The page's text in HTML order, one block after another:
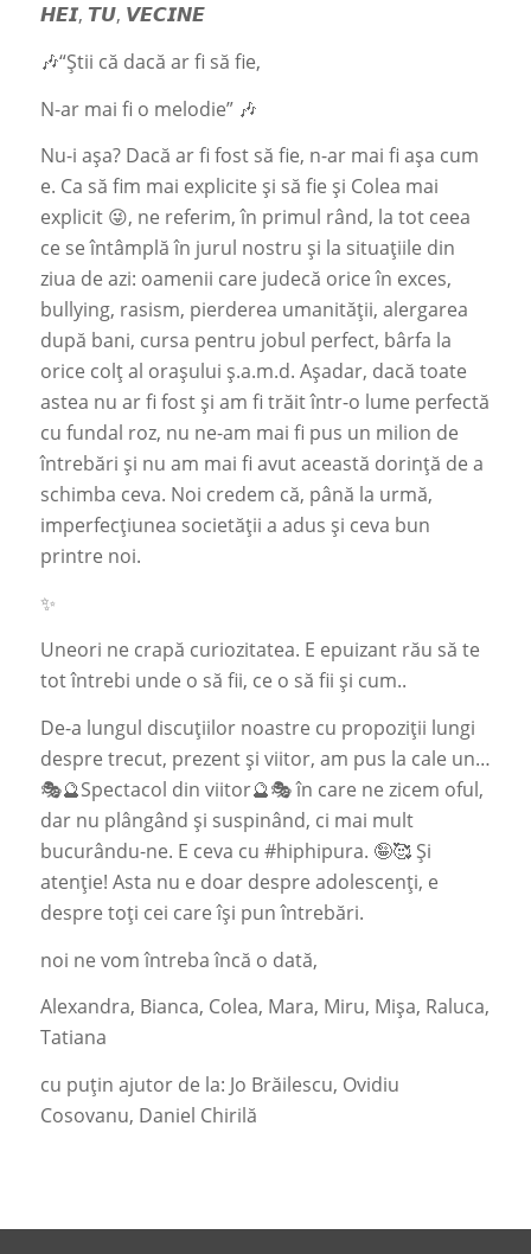
𝙃𝙀𝙄, 𝙏𝙐, 𝙑𝙀𝘾𝙄𝙉𝙀
🎶“Știi că dacă ar fi să fie,
N-ar mai fi o melodie” 🎶
Nu-i așa? Dacă ar fi fost să fie, n-ar mai fi așa cum
e. Ca să fim mai explicite și să fie și Colea mai
explicit 😜, ne referim, în primul rând, la tot ceea
ce se întâmplă în jurul nostru și la situațiile din
ziua de azi: oamenii care judecă orice în exces,
bullying, rasism, pierderea umanității, alergarea
după bani, cursa pentru jobul perfect, bârfa la
orice colț al orașului ș.a.m.d. Așadar, dacă toate
astea nu ar fi fost și am fi trăit într-o lume perfectă
cu fundal roz, nu ne-am mai fi pus un milion de
întrebări și nu am mai fi avut această dorință de a
schimba ceva. Noi credem că, până la urmă,
imperfecțiunea societății a adus și ceva bun
printre noi.
✨
Uneori ne crapă curiozitatea. E epuizant rău să te
tot întrebi unde o să fii, ce o să fii și cum..
De-a lungul discuțiilor noastre cu propoziții lungi
despre trecut, prezent și viitor, am pus la cale un…
🎭🔮Spectacol din viitor🔮🎭 în care ne zicem oful,
dar nu plângând și suspinând, ci mai mult
bucurându-ne. E ceva cu #hiphipura. 🤪🥰 Și
atenție! Asta nu e doar despre adolescenți, e
despre toți cei care își pun întrebări.
noi ne vom întreba încă o dată,
Alexandra, Bianca, Colea, Mara, Miru, Mișa, Raluca,
Tatiana
cu puțin ajutor de la: Jo Brăilescu, Ovidiu
Cosovanu, Daniel Chirilă